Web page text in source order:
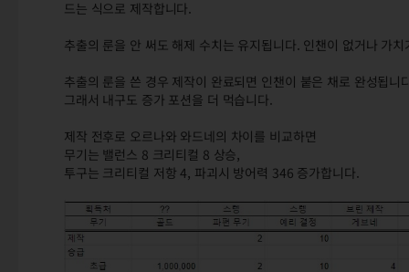
드는 식으로 제작합니다.
추출의 룬을 안 써도 해제 수치는 유지됩니다. 인챈이 없거나 가
추출의 룬을 쓴 경우 제작이 완료되면 인챈이 붙은 채로 완성됩니
그래서 내구도 증가 포션을 더 먹습니다.
제작 전후로 오르나와 와드네의 차이를 비교하면
무기는 밸런스 8 크리티컬 8 상승,
투구는 크리티컬 저항 4, 파괴시 방어력 346 증가합니다.